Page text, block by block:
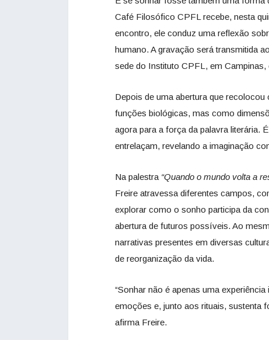
Café Filosófico CPFL recebe, nesta
encontro, ele conduz uma reflexão
humano. A gravação será transmitida
sede do Instituto CPFL, em Campinas,
Depois de uma abertura que
funções biológicas, mas como
agora para a força da palavra literária.
entrelaçam, revelando a imaginação
Na palestra “Quando o mundo volta a
Freire atravessa diferentes campos,
explorar como o sonho participa da
abertura de futuros possíveis. Ao
narrativas presentes em diversas
de reorganização da vida.
“Sonhar não é apenas uma
emoções e, junto aos rituais, sustenta
afirma Freire.